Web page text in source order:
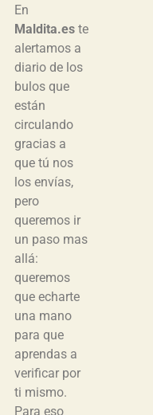
En
Maldita.es te
alertamos a
diario de los
bulos que
están
circulando
gracias a
que tú nos
los envías,
pero
queremos ir
un paso mas
allá:
queremos
que echarte
una mano
para que
aprendas a
verificar por
ti mismo.
Para eso